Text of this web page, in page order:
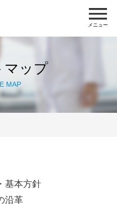
メニュー
マップ
MAP
基本方針
沿革